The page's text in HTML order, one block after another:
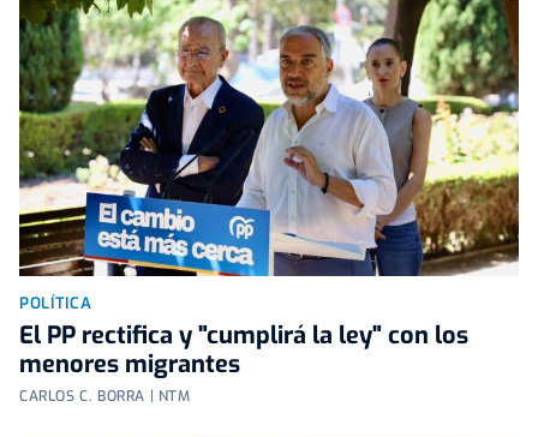
POLÍTICA
El PP rectifica y "cumplirá la ley" con los
menores migrantes
CARLOS C. BORRA | NTM